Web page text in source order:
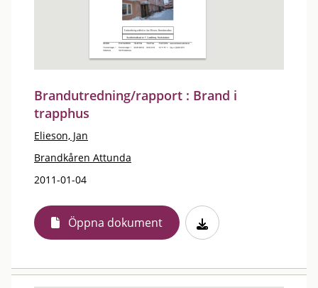
Brandutredning/rapport : Brand i
trapphus
Elieson, Jan
Brandkåren Attunda
2011-01-04
Öppna dokument